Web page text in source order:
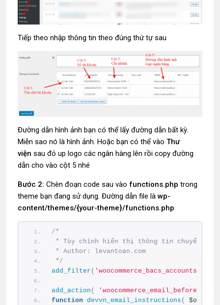
Tiếp theo nhập thông tin theo đúng thứ tự sau
Đường dẫn hình ảnh bạn có thể lấy đường dẫn bất kỳ.
Miễn sao nó là hình ảnh. Hoặc bạn có thể vào Thư
viện sau đó up logo các ngân hàng lên rồi copy đường
dẫn cho vào cột 5 nhé
Bước 2: Chèn đoạn code sau vào functions.php trong
theme bạn đang sử dụng. Đường dẫn file là wp-
content/themes/{your-theme}/functions.php
/*
* Tùy chỉnh hiển thị thông tin chuyển khoản
* Author: levantoan.com
*/
add_filter ( 'woocommerce_bacs_accounts'
add_action (
function devvn_email_instructions ( $order,